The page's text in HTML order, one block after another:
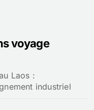
voyage
Laos :
industriel